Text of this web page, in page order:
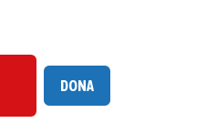
DONA